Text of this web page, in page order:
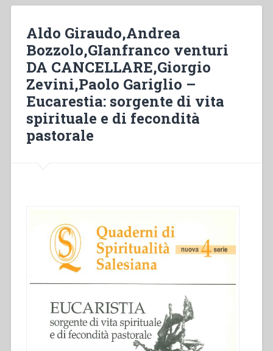
risposta
d’amore.
Dimensione
mistica
della
vita
spirituale”
Aldo Giraudo,Andrea
Bozzolo,GIanfranco venturi
DA CANCELLARE,Giorgio
Zevini,Paolo Gariglio –
Eucarestia: sorgente di vita
spirituale e di fecondità
pastorale